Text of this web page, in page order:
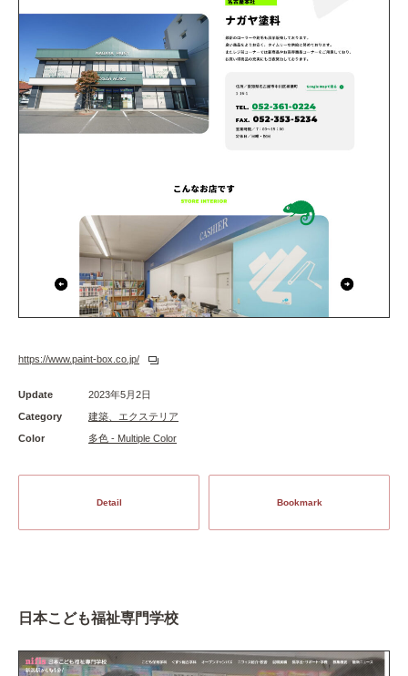
https://www.paint-box.co.jp/
Update
2023年5月2日
Category
建築、エクステリア
Color
多色 - Multiple Color
Detail Bookmark
日本こども福祉専門学校